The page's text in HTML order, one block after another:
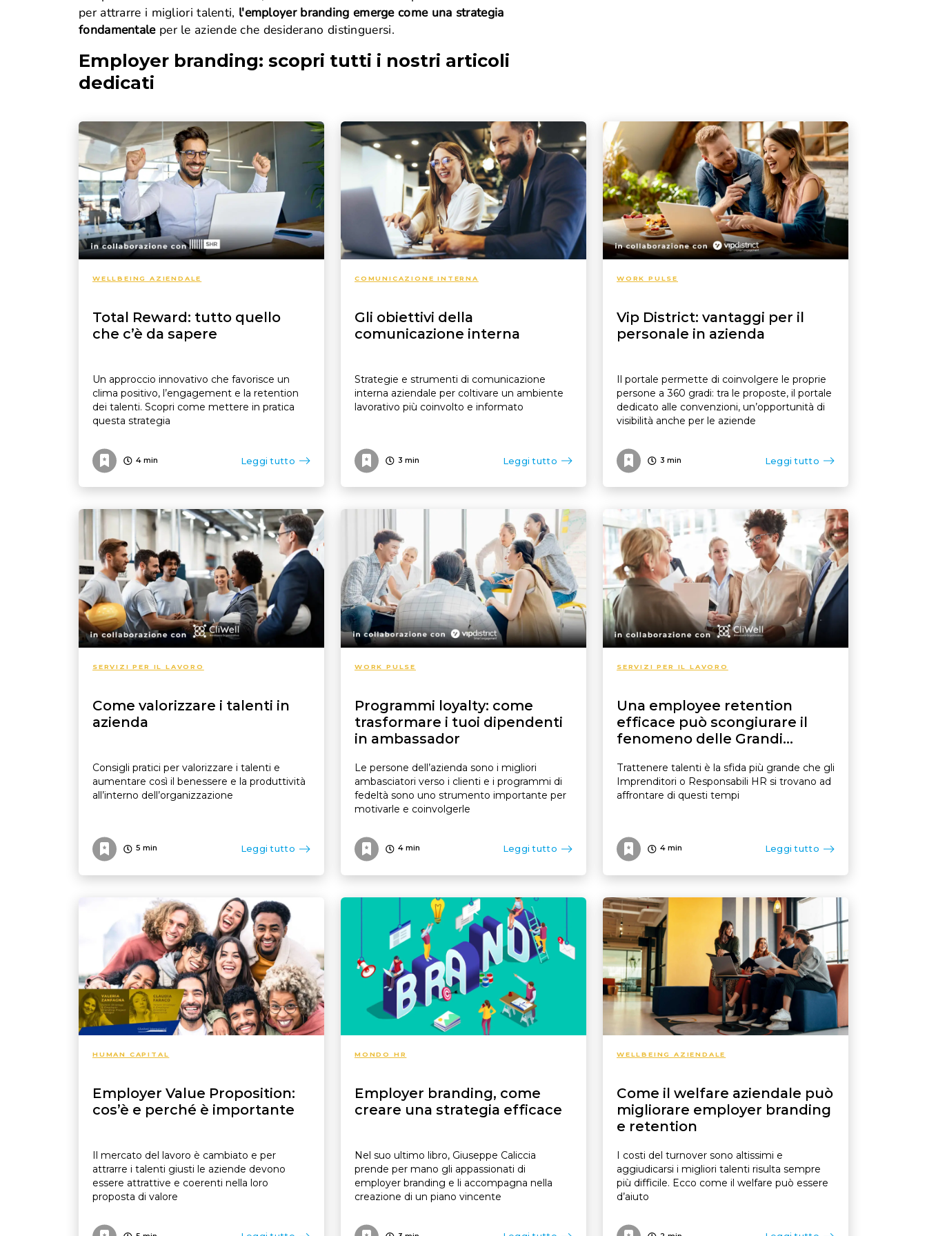
Lavoro subordinato
Orario di lavoro
Trasferta
Licenziamento
Dimissioni
Maternità e paternità
Malattia
Disabilità
Mobbing sul lavoro
per attrarre i migliori talenti, l'employer branding emerge come una strategia
fondamentaleper le aziende che desiderano distinguersi.
Employer branding: scopri tutti i nostri articoli
dedicati
WELLBEING AZIENDALE
Total Reward: tutto quello
che c’è da sapere
Un approccio innovativo che favorisce un
clima positivo, l’engagement e la retention
dei talenti. Scopri come mettere in pratica
questa strategia
4 min Leggi tutto
COMUNICAZIONE INTERNA
Gli obiettivi della
comunicazione interna
Strategie e strumenti di comunicazione
interna aziendale per coltivare un ambiente
lavorativo più coinvolto e informato
3 min Leggi tutto
WORK PULSE
Vip District: vantaggi per il
personale in azienda
Il portale permette di coinvolgere le proprie
persone a 360 gradi: tra le proposte, il portale
dedicato alle convenzioni, un’opportunità di
visibilità anche per le aziende
3 min Leggi tutto
SERVIZI PER IL LAVORO
Come valorizzare i talenti in
azienda
Consigli pratici per valorizzare i talenti e
aumentare così il benessere e la produttività
all’interno dell’organizzazione
5 min Leggi tutto
WORK PULSE
Programmi loyalty: come
trasformare i tuoi dipendenti
in ambassador
Le persone dell’azienda sono i migliori
ambasciatori verso i clienti e i programmi di
fedeltà sono uno strumento importante per
motivarle e coinvolgerle
4 min Leggi tutto
SERVIZI PER IL LAVORO
Una employee retention
efficace può scongiurare il
fenomeno delle Grandi
Trattenere talenti è la sfida più grande che gli
Imprenditori o Responsabili HR si trovano ad
affrontare di questi tempi
4 min Leggi tutto
HUMAN CAPITAL
Employer Value Proposition:
cos’è e perché è importante
Il mercato del lavoro è cambiato e per
attrarre i talenti giusti le aziende devono
essere attrattive e coerenti nella loro
proposta di valore
MONDO HR
Employer branding, come
creare una strategia efficace
Nel suo ultimo libro, Giuseppe Caliccia
prende per mano gli appassionati di
employer branding e li accompagna nella
creazione di un piano vincente
WELLBEING AZIENDALE
Come il welfare aziendale può
migliorare employer branding
e retention
I costi del turnover sono altissimi e
aggiudicarsi i migliori talenti risulta sempre
più difficile. Ecco come il welfare può essere
d’aiuto